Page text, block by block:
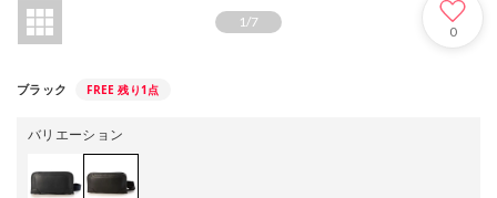
1 /7
0
ブラック FREE 残り1点
バリエーション